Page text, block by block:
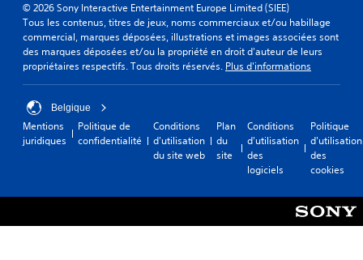
© 2026 Sony Interactive Entertainment Europe Limited (SIEE)
Tous les contenus, titres de jeux, noms commerciaux et/ou habillage
commercial, marques déposées, illustrations et images associées sont
des marques déposées et/ou la propriété en droit d'auteur de leurs
propriétaires respectifs. Tous droits réservés. Plus d'informations
Belgique
Mentions
juridiques
Politique de
confidentialité
Conditions
d'utilisation
du site web
Plan
du
site
Conditions
d'utilisation
des
logiciels
Politique
d'utilisation
des
cookies